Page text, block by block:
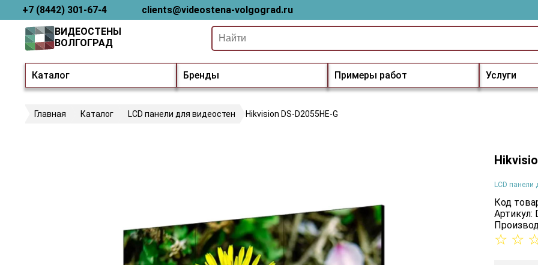
+7 (8442) 301-67-4 clients@videostena-volgograd.ru
Каталог Бренды Примеры работ Услуги
ВИДЕОСТЕНЫ
ВОЛГОГРАД
Главная Каталог LCD панели для видеостен Hikvision DS-D2055HE-G
LCD панели
Код
Артикул:
☆ ☆